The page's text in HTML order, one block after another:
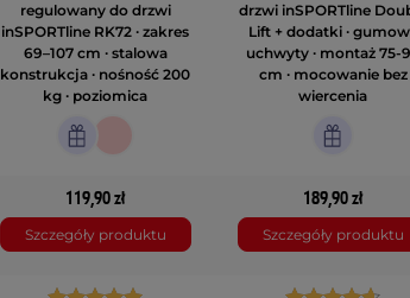
regulowany do drzwi
inSPORTline RK72 ∙ zakres
69–107 cm ∙ stalowa
konstrukcja ∙ nośność 200
kg ∙ poziomica
drzwi inSPORTline
Lift + dodatki ∙
uchwyty ∙ montaż 75-
cm ∙ mocowanie bez
wiercenia
119,90 zł
Szczegóły produktu
189,90 zł
Szczegóły produktu